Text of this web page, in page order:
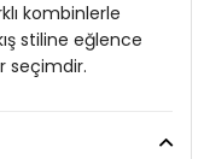
kombinlerle
stiline eğlence
seçimdir.